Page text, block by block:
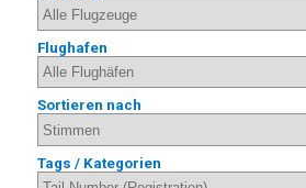
Flughafen
Sortieren nach
Tags / Kategorien